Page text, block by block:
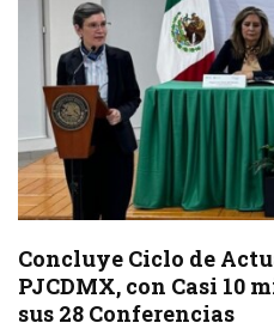
Concluye Ciclo de
PJCDMX, con Casi 10
sus 28 Conferencias